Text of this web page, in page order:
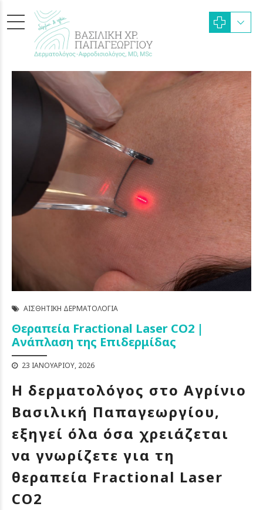
ΑΙΣΘΗΤΙΚΉ ΔΕΡΜΑΤΟΛΟΓΊΑ
Θεραπεία Fractional Laser CO2 |
Ανάπλαση της Επιδερμίδας
23 ΙΑΝΟΥΑΡΊΟΥ, 2026
Η δερματολόγος στο Αγρίνιο
Βασιλική Παπαγεωργίου,
εξηγεί όλα όσα χρειάζεται
να γνωρίζετε για τη
θεραπεία Fractional Laser
CO2